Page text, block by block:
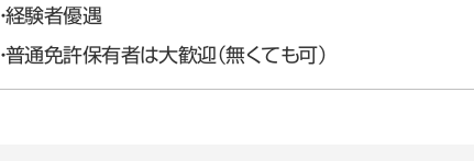
・経験者優遇
・普通免許保有者は大歓迎（無くても可）